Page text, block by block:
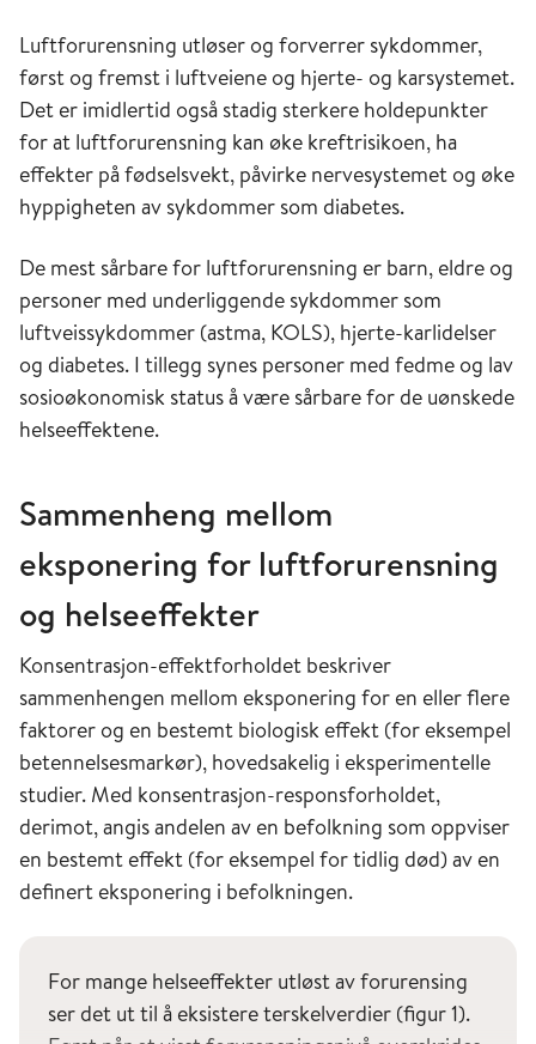
Luftforurensning utløser og forverrer sykdommer,
først og fremst i luftveiene og hjerte- og karsystemet.
Det er imidlertid også stadig sterkere holdepunkter
for at luftforurensning kan øke kreftrisikoen, ha
effekter på fødselsvekt, påvirke nervesystemet og øke
hyppigheten av sykdommer som diabetes.
De mest sårbare for luftforurensning er barn, eldre og
personer med underliggende sykdommer som
luftveissykdommer (astma, KOLS), hjerte-karlidelser
og diabetes. I tillegg synes personer med fedme og lav
sosioøkonomisk status å være sårbare for de uønskede
helseeffektene.
Sammenheng mellom
eksponering for luftforurensning
og helseeffekter
Konsentrasjon-effektforholdet beskriver
sammenhengen mellom eksponering for en eller flere
faktorer og en bestemt biologisk effekt (for eksempel
betennelsesmarkør), hovedsakelig i eksperimentelle
studier. Med konsentrasjon-responsforholdet,
derimot, angis andelen av en befolkning som oppviser
en bestemt effekt (for eksempel for tidlig død) av en
definert eksponering i befolkningen.
For mange helseeffekter utløst av forurensing
ser det ut til å eksistere terskelverdier (figur 1).